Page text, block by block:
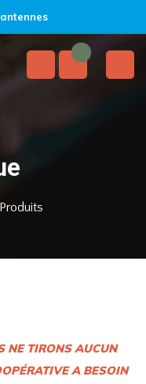
Produits
NE TIRONS AUCUN
A BESOIN